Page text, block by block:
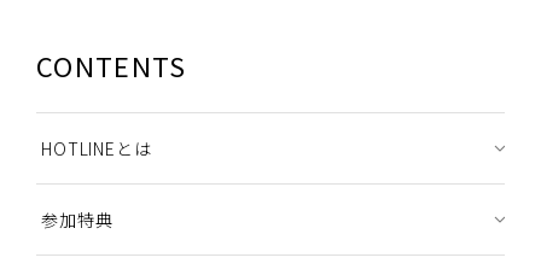
CONTENTS
HOTLINEとは
参加特典